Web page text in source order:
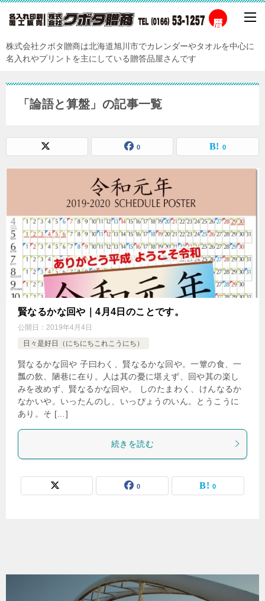
株式会社クボタ贈商は北海道旭川市でカレンダーやタオルを中心に
名入れやプリントを主にしている贈答品屋さんです
「論語と算盤」の記事一覧
0 0
賢なるかな回や｜4月4日のことです。
公開日： 2019年4月4日
日々是好日（にちにちこれこうにち）
賢なるかな回や 子曰わく、賢なるかな回や。一簟の食、一
瓢の飲、陋巷に在り。人は其の憂に堪えず、回や其の楽し
みを改めず、賢なるかな回や。 しのたまわく、けんなるか
なかいや。いったんのし、いっぴょうのいん。とうこうに
あり。そ […]
続きを読む
0 0